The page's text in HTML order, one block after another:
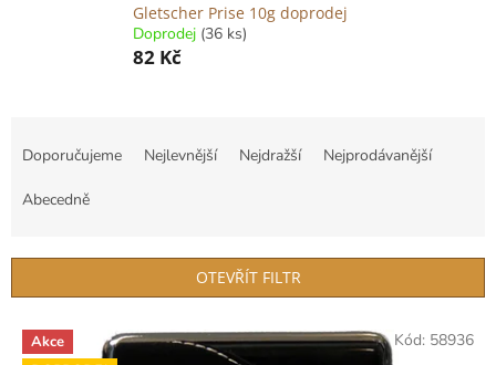
Gletscher Prise 10g doprodej
Doprodej (36 ks)
82 Kč
í
r
o
d
Doporučujeme Nejlevnější Nejdražší Nejprodávanější
Abecedně
OTEVŘÍT FILTR
V Akce
Kód: 58936